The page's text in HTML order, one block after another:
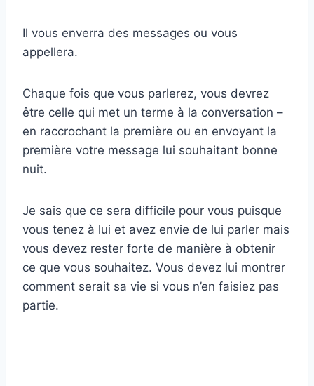
Il vous enverra des messages ou vous
appellera.
Chaque fois que vous parlerez, vous devrez
être celle qui met un terme à la conversation –
en raccrochant la première ou en envoyant la
première votre message lui souhaitant bonne
nuit.
Je sais que ce sera difficile pour vous puisque
vous tenez à lui et avez envie de lui parler mais
vous devez rester forte de manière à obtenir
ce que vous souhaitez. Vous devez lui montrer
comment serait sa vie si vous n’en faisiez pas
partie.